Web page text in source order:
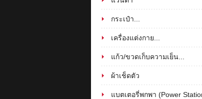
กระเป๋า...
เครื่องแต่งกาย...
แก้ว/ขวดเก็บความเย็น...
ผ้าเช็ดตัว
แบตเตอรี่พกพา (Power